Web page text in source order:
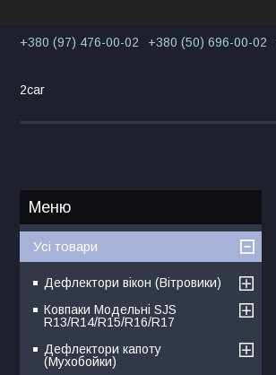
+380 (97) 476-00-02 +380 (50) 696-00-02
2car
Усі товари
Дефлектори вікон (Вітровики)
Ковпаки Модельні SJS
R13/R14/R15/R16/R17
Дефлектори капоту
(Мухобойки)